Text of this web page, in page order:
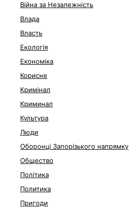
Війна за Незалежність
Влада
Власть
Екологія
Економіка
Корисне
Кримінал
Криминал
Культура
Люди
Оборонці Запорізького напрямку
Общество
Політика
Политика
Пригоди